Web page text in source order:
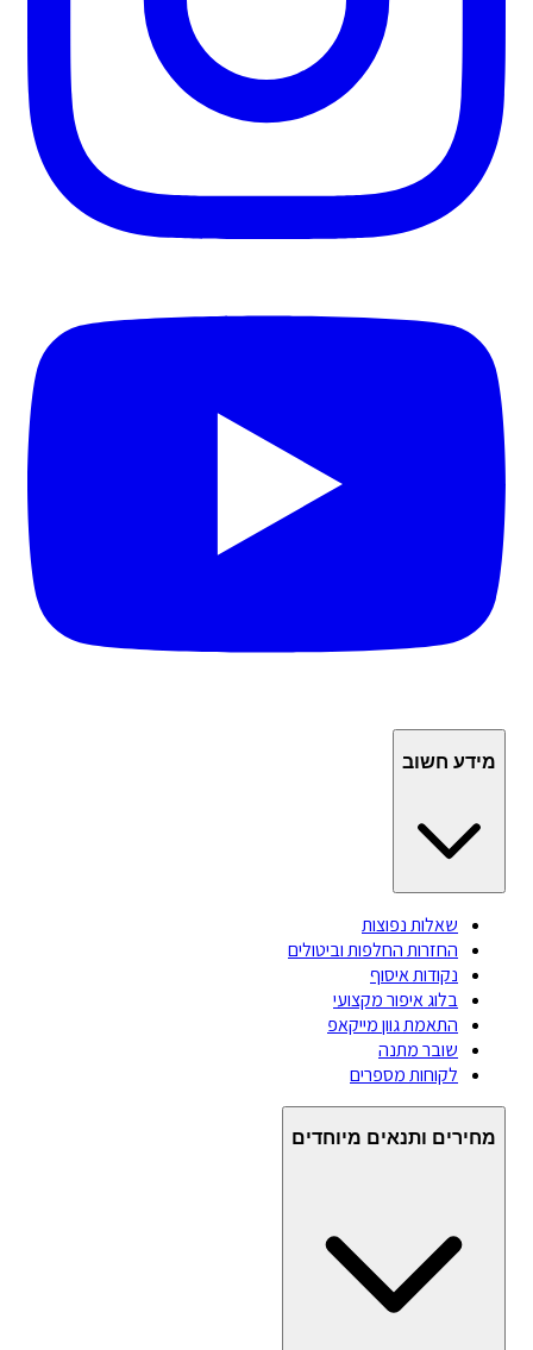
מידע חשוב
שאלות נפוצות
החזרות החלפות וביטולים
נקודות איסוף
בלוג איפור מקצועי
התאמת גוון מייקאפ
שובר מתנה
לקוחות מספרים
מחירים ותנאים מיוחדים